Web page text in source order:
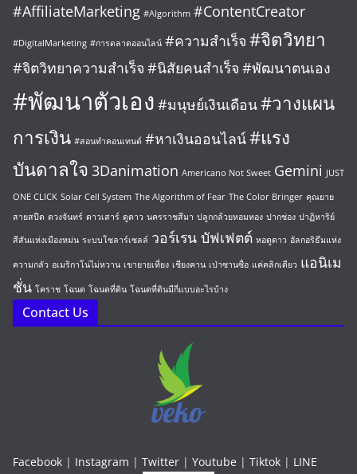
#AffiliateMarketing #Algorithm #ContentCreator
#DigitalMarketing #การตลาดออนไลน์ #ความสำเร็จ #จิตวิทยา
#จิตวิทยาความสำเร็จ #นิสัยคนสำเร็จ #พัฒนาตนเอง
#พัฒนาตัวเอง #มนุษย์เงินเดือน#วางแผน
การเงิน #สอนทำคอนเทนต์ #หาเงินออนไลน์#แรง
บันดาลใจ 3Danimation Americano Not Sweet Gemini JUST
ONE CLICK Solar Cell System The Algorithm of Fear The Color Bringer คุณยาย
สายสปีด ดวงจันทร์ ดาวเสาร์ ดูดาว นครราชสีมา ปลูกกล้วยหอมทอง ปากช่อง ปาฏิหาริย์
สีสันแห่งเมืองหม่น ระบบโซลาร์เซลล์ วอร์เรน บัฟเฟตต์ หอดูดาว อัลกอริธึมแห่ง
ความกลัว อเมริกาโน่ไม่หวาน เขายายเที่ยง เชียงคาน เป่าซานซื่อ แค่คลิกเดียว แอนิเม
ชั่น โคราช โฉนด โฉนดที่ดิน โฉนดที่ดินมีกี่แบบอะไรบ้าง
Contact Us
Facebook | Instagram | Twitter | Youtube | Tiktok | LINE